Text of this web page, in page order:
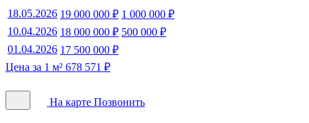
18.05.2026 19 000 000 ₽ 1 000 000 ₽
10.04.2026 18 000 000 ₽ 500 000 ₽
01.04.2026 17 500 000 ₽
Цена за 1 м² 678 571 ₽
На карте Позвонить